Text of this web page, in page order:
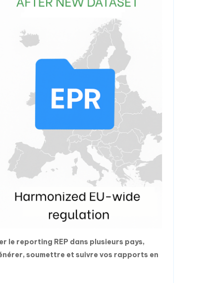
le reporting REP dans plusieurs pays,
soumettre et suivre vos rapports en